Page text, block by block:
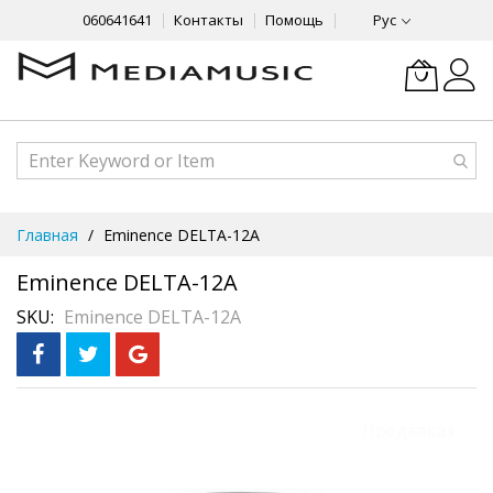
060641641 Контакты Помощь Рус
Content
Главная Eminence DELTA-12A
Eminence DELTA-12A
SKU Eminence DELTA-12A